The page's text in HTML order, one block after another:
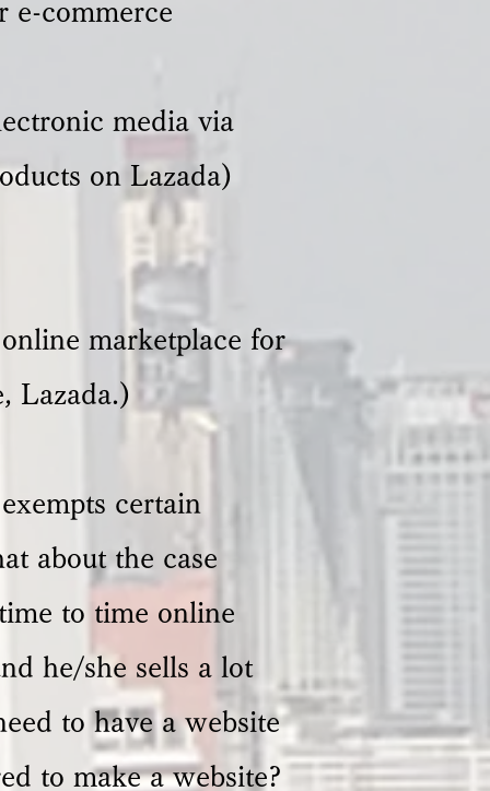
e-commerce
media via
on Lazada)
marketplace for
Lazada.)
certain
about the case
to time online
he/she sells a lot
to have a website
to make a website?